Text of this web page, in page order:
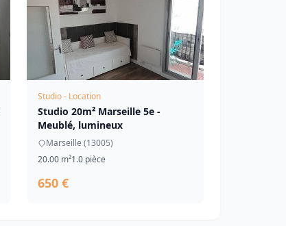
Studio - Location
Studio 20m² Marseille 5e -
Meublé, lumineux
Marseille (13005)
20.00 m²1.0 pièce
650 €